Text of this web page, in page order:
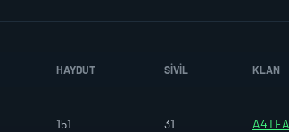
HAYDUT SIVIL KLAN
151 31